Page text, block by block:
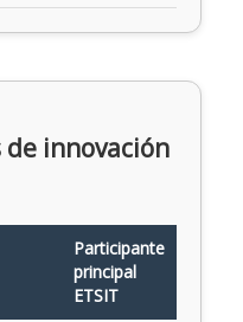
de innovación
Participante
principal
ETSIT